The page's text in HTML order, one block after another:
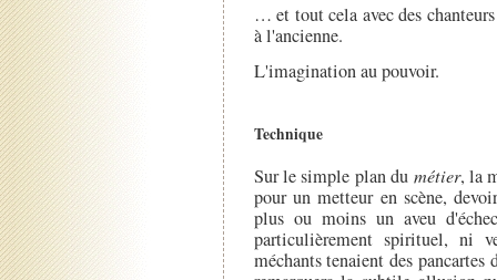
… et tout cela avec des
à l'ancienne.
L'imagination au pouvoir.
Technique
Sur le simple plan du métier, la
pour un metteur en scène,
plus ou moins un aveu
particulièrement spirituel, ni
méchants tenaient des